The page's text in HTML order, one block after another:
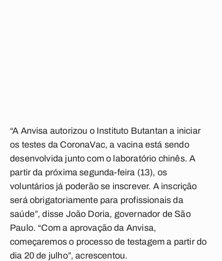
“A Anvisa autorizou o Instituto Butantan a iniciar
os testes da CoronaVac, a vacina está sendo
desenvolvida junto com o laboratório chinês. A
partir da próxima segunda-feira (13), os
voluntários já poderão se inscrever. A inscrição
será obrigatoriamente para profissionais da
saúde”, disse João Doria, governador de São
Paulo. “Com a aprovação da Anvisa,
começaremos o processo de testagem a partir do
dia 20 de julho”, acrescentou.